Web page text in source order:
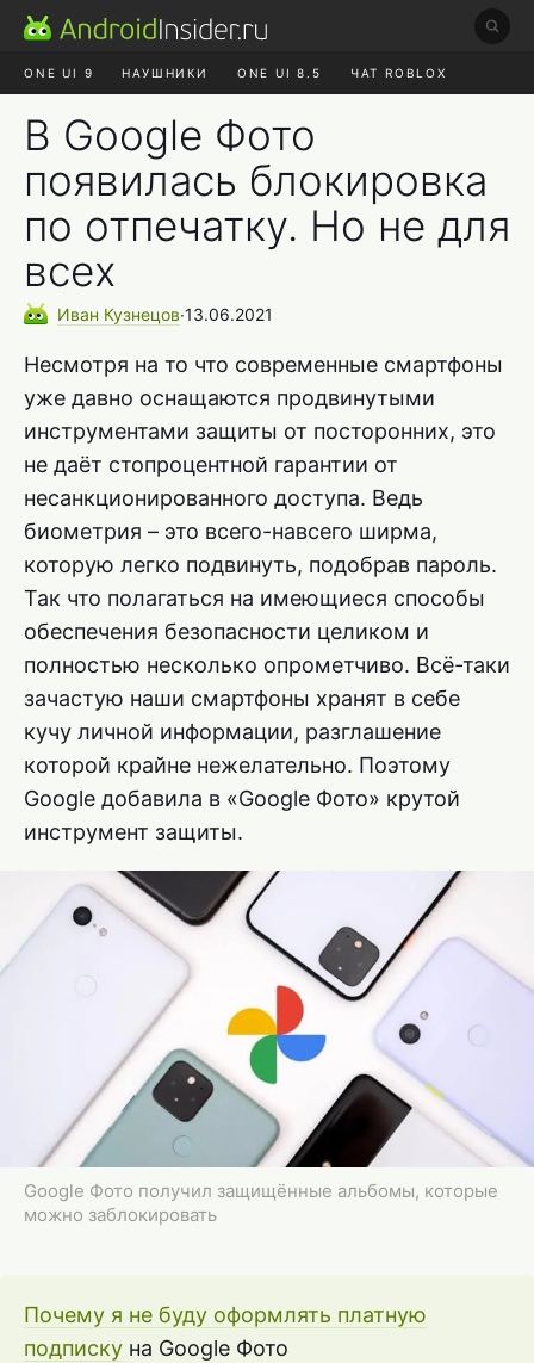
ONE UI 9 НАУШНИКИ ONE UI 8.5 ЧАТ ROBLOX
В Google Фото
появилась блокировка
по отпечатку. Но не для
всех
Иван Кузнецов∙13.06.2021
Несмотря на то что современные смартфоны
уже давно оснащаются продвинутыми
инструментами защиты от посторонних, это
не даёт стопроцентной гарантии от
несанкционированного доступа. Ведь
биометрия – это всего-навсего ширма,
которую легко подвинуть, подобрав пароль.
Так что полагаться на имеющиеся способы
обеспечения безопасности целиком и
полностью несколько опрометчиво. Всё-таки
зачастую наши смартфоны хранят в себе
кучу личной информации, разглашение
которой крайне нежелательно. Поэтому
Google добавила в «Google Фото» крутой
инструмент защиты.
Google Фото получил защищённые альбомы, которые
можно заблокировать
Почему я не буду оформлять платную
подписку на Google Фото